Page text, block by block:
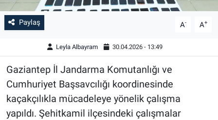
Paylaş A- A+
Leyla Albayram 30.04.2026 - 13:49
Gaziantep İl Jandarma Komutanlığı ve
Cumhuriyet Başsavcılığı koordinesinde
kaçakçılıkla mücadeleye yönelik çalışma
yapıldı. Şehitkamil ilçesindeki çalışmalar